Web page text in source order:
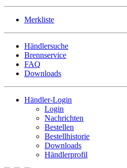
Merkliste
Händlersuche
Brennservice
FAQ
Downloads
Händler-Login
Login
Nachrichten
Bestellen
Bestellhistorie
Downloads
Händlerprofil